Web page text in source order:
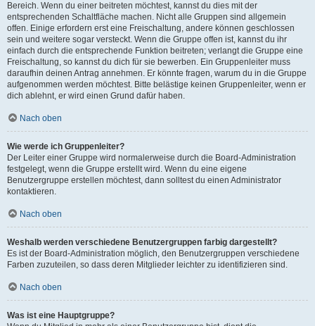
Bereich. Wenn du einer beitreten möchtest, kannst du dies mit der
entsprechenden Schaltfläche machen. Nicht alle Gruppen sind allgemein
offen. Einige erfordern erst eine Freischaltung, andere können geschlossen
sein und weitere sogar versteckt. Wenn die Gruppe offen ist, kannst du ihr
einfach durch die entsprechende Funktion beitreten; verlangt die Gruppe eine
Freischaltung, so kannst du dich für sie bewerben. Ein Gruppenleiter muss
daraufhin deinen Antrag annehmen. Er könnte fragen, warum du in die Gruppe
aufgenommen werden möchtest. Bitte belästige keinen Gruppenleiter, wenn er
dich ablehnt, er wird einen Grund dafür haben.
Nach oben
Wie werde ich Gruppenleiter?
Der Leiter einer Gruppe wird normalerweise durch die Board-Administration
festgelegt, wenn die Gruppe erstellt wird. Wenn du eine eigene
Benutzergruppe erstellen möchtest, dann solltest du einen Administrator
kontaktieren.
Nach oben
Weshalb werden verschiedene Benutzergruppen farbig dargestellt?
Es ist der Board-Administration möglich, den Benutzergruppen verschiedene
Farben zuzuteilen, so dass deren Mitglieder leichter zu identifizieren sind.
Nach oben
Was ist eine Hauptgruppe?